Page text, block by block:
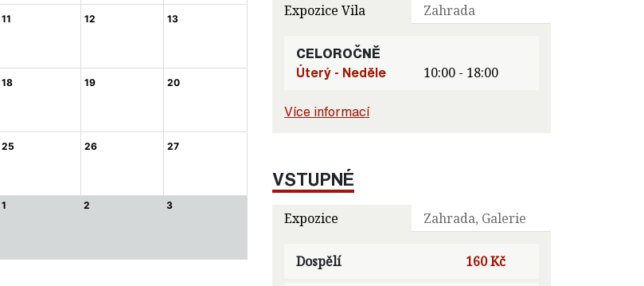
11 12 13
18 19 20
25 26 27
1 2 3
Expozice Vila Zahrada
CELOROČNĚ
Úterý - Neděle
10:00 - 18:00
Více informací
VSTUPNÉ
Expozice Zahrada, Galerie
Dospělí 160 Kč